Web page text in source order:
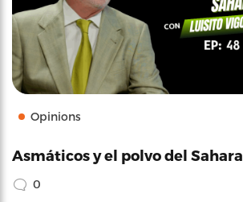
Opinions
Asmáticos y el polvo del Sahara
0